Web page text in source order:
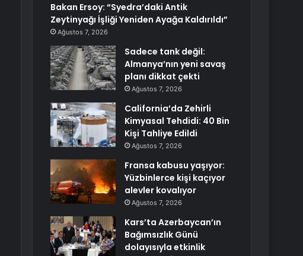
Bakan Ersoy: “Syedra’daki Antik
Zeytinyağı İşliği Yeniden Ayağa Kaldırıldı”
Ağustos 7, 2026
Sadece tank değil:
Almanya’nın yeni savaş
planı dikkat çekti
Ağustos 7, 2026
California’da Zehirli
Kimyasal Tehdidi: 40 Bin
Kişi Tahliye Edildi
Ağustos 7, 2026
Fransa kabusu yaşıyor:
Yüzbinlerce kişi kaçıyor
alevler kovalıyor
Ağustos 7, 2026
Kars’ta Azerbaycan’ın
Bağımsızlık Günü
dolayısıyla etkinlik